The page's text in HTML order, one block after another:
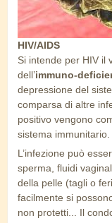
HIV/AIDS
Si intende per HIV il
dell’immuno-
depressione del
comparsa di altre
positivo vengono
sistema immunitario.
L’infezione può
sperma, fluidi
della pelle (tagli o
facilmente si
non protetti... Il